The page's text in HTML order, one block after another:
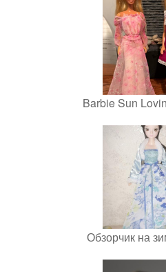
Barbie Sun
Обзорчик на